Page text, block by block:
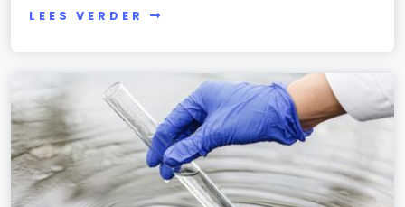
LEES VERDER